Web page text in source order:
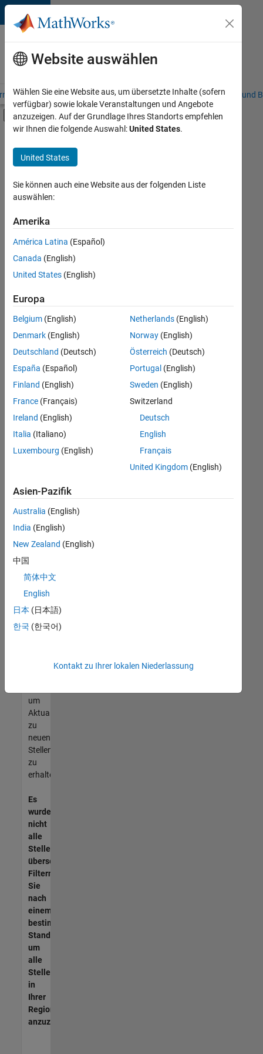
Weiter zum Inhalt
Karriere
bei
MathWorks
– Übersicht Stellensuche Niederlassungen Studierende und
Umschaltung für Off-Canvas-
Hauptinhalt
Praktika
Information Technology
Commercial Sales
Education Sales
Inside Sales
Business Model Team
Finance and Operations
Human Resources
+8
Derzeit
es
keine
offenen
Stellen,
Ihren
Suchkriterien
entsprechen.
können
die
Suchkriterien
weiter
fassen
oder
alle
Stellenangebote
anzeigen .
noch
keine
offenen
Stellen
können,
die
Ihren
entsprechen,
werden
unseres
um
Aktualisierungen
zu
neuen
Stellenangeboten
zu
erhalten.
Es
wurden
nicht
alle
Stellen
übersetzt.
Filtern
Sie
nach
einem
bestimmten
Standort,
um
alle
Stellenangebote
in
Ihrer
Region
anzuzeigen.
Website auswählen
Wählen Sie eine Website aus, um übersetzte Inhalte (sofern
verfügbar) sowie lokale Veranstaltungen und Angebote
anzuzeigen. Auf der Grundlage Ihres Standorts empfehlen
wir Ihnen die folgende Auswahl:United States.
United States
Sie können auch eine Website aus der folgenden Liste
auswählen:
Amerika
América Latina (Español)
Canada (English)
United States (English)
Europa
Belgium (English)
Denmark (English)
Deutschland (Deutsch)
España (Español)
Finland (English)
France (Français)
Ireland (English)
Italia (Italiano)
Luxembourg (English)
Netherlands(English)
Norway(English)
Österreich (Deutsch)
Portugal (English)
Sweden (English)
Switzerland
Deutsch
English
Français
United Kingdom(English)
Asien-Pazifik
Australia (English)
India (English)
New Zealand (English)
中国
简体中文
English
日本 (日本語)
한국 (한국어)
Kontakt zu Ihrer lokalen Niederlassung